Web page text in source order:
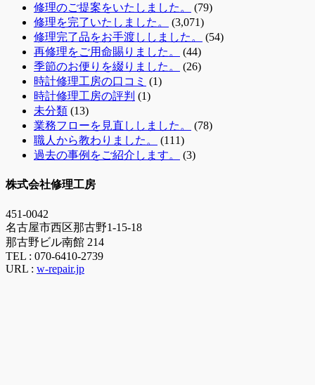
修理のご提案をいたしました。
(79)
修理を完了いたしました。
(3,071)
修理完了品をお手渡ししました。
(54)
再修理をご用命賜りました。
(44)
季節のお便りを綴りました。
(26)
時計修理工房の口コミ (1)
時計修理工房の評判 (1)
未分類 (13)
業務フローを見直ししました。
(78)
職人から教わりました。
(111)
過去の事例をご紹介します。
(3)
株式会社修理工房
451-0042
名古屋市西区那古野1-15-18
那古野ビル南館 214
TEL : 070-6410-2739
URL : w-repair.jp